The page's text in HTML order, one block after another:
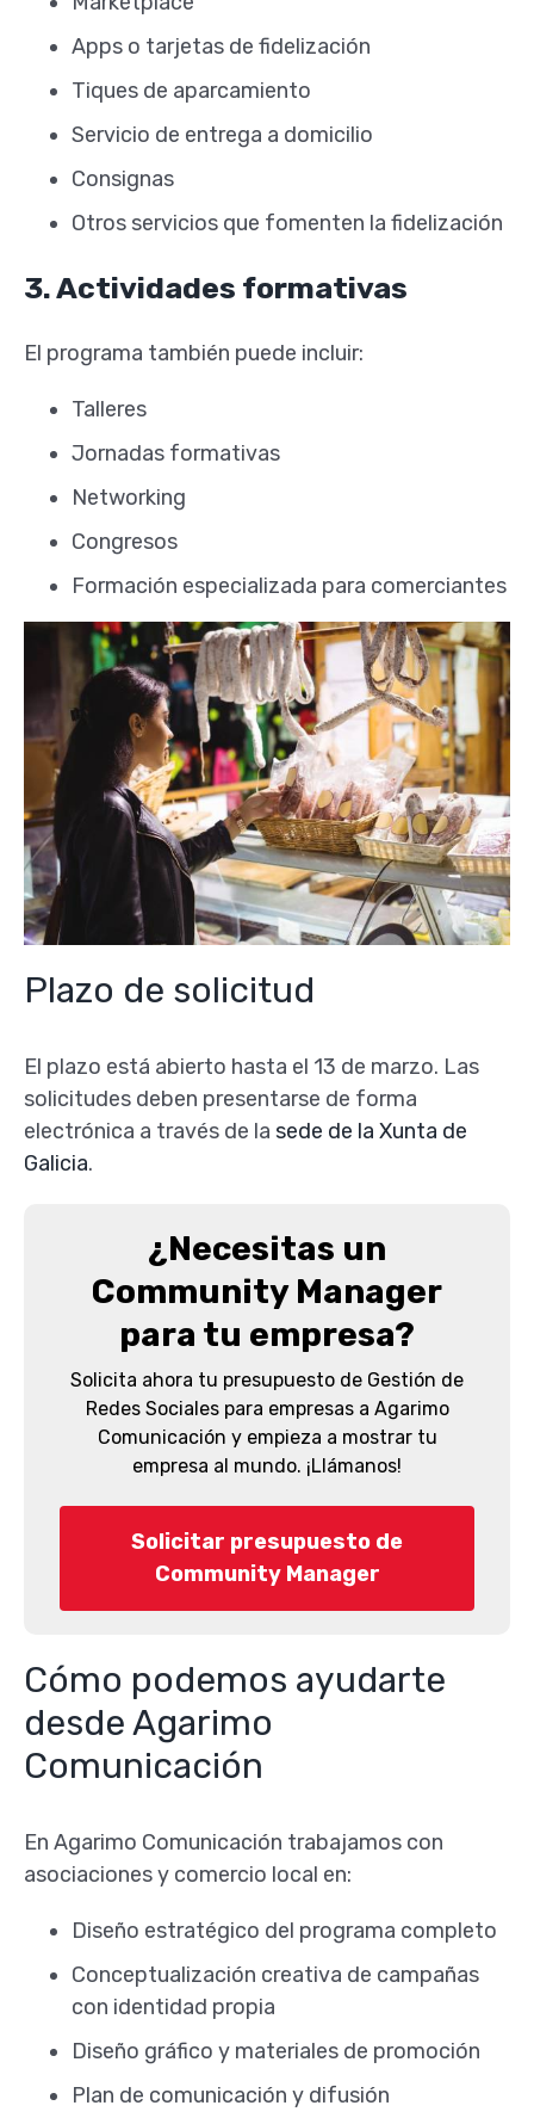
Apps o tarjetas de fidelización
Tiques de aparcamiento
Servicio de entrega a domicilio
Consignas
Otros servicios que fomenten la fidelización
3. Actividades formativas
El programa también puede incluir:
Talleres
Jornadas formativas
Networking
Congresos
Formación especializada para comerciantes
Plazo de solicitud
El plazo está abierto hasta el 13 de marzo. Las
solicitudes deben presentarse de forma
electrónica a través de la sede de la Xunta de
Galicia.
¿Necesitas un
Community Manager
para tu empresa?
Solicita ahora tu presupuesto de Gestión de
Redes Sociales para empresas a Agarimo
Comunicación y empieza a mostrar tu
empresa al mundo. ¡Llámanos!
Solicitar presupuesto de
Community Manager
Cómo podemos ayudarte
desde Agarimo
Comunicación
En Agarimo Comunicación trabajamos con
asociaciones y comercio local en:
Diseño estratégico del programa completo
Conceptualización creativa de campañas
con identidad propia
Diseño gráfico y materiales de promoción
Plan de comunicación y difusión